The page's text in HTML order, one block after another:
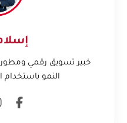
خبير تسويق رقمي
النمو باستخدام